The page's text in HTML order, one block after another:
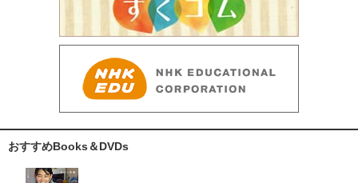
おすすめBooks＆DVDs